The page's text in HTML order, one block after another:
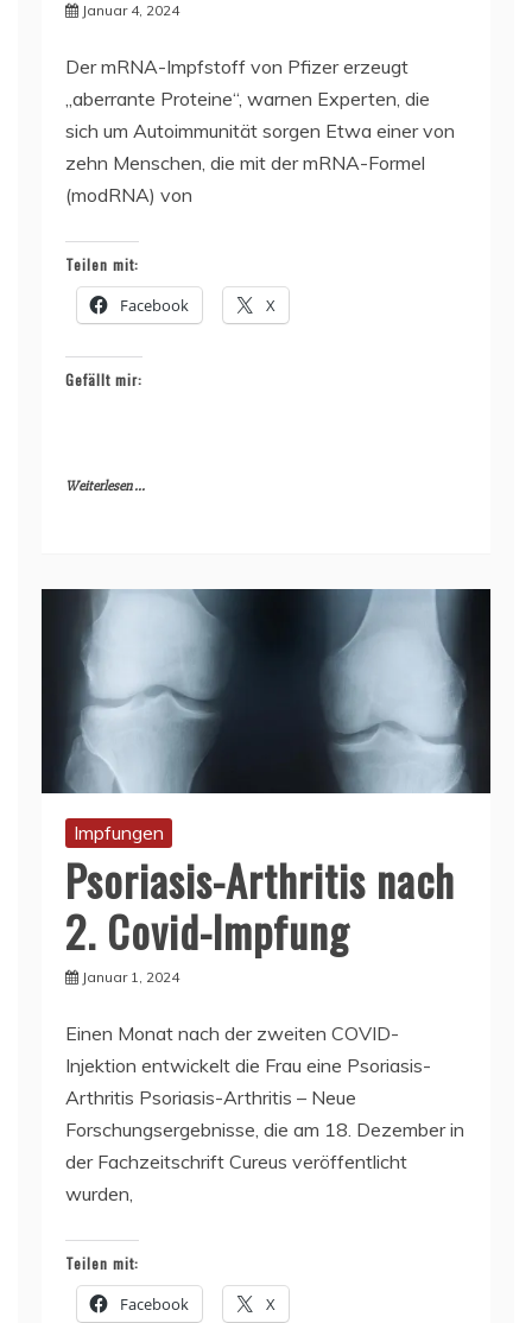
Januar 4, 2024
Der mRNA-Impfstoff von Pfizer erzeugt
„aberrante Proteine“, warnen Experten, die
sich um Autoimmunität sorgen Etwa einer von
zehn Menschen, die mit der mRNA-Formel
(modRNA) von
Teilen mit:
Facebook X
Gefällt mir:
Weiterlesen ...
Impfungen
Psoriasis-Arthritis nach
2. Covid-Impfung
Januar 1, 2024
Einen Monat nach der zweiten COVID-
Injektion entwickelt die Frau eine Psoriasis-
Arthritis Psoriasis-Arthritis – Neue
Forschungsergebnisse, die am 18. Dezember in
der Fachzeitschrift Cureus veröffentlicht
wurden,
Teilen mit:
Facebook X